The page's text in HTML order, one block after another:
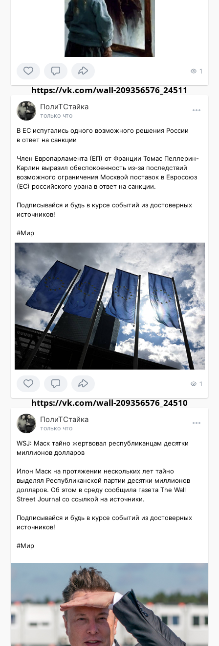
1
https://vk.com/wall-209356576_24511
ПолиТСтайка
только что
В ЕС испугались одного возможного решения России
в ответ на санкции
Член Европарламента (ЕП) от Франции Томас Пеллерин-
Карлин выразил обеспокоенность из-за последствий
возможного ограничения Москвой поставок в Евросоюз
(ЕС) российского урана в ответ на санкции.
Подписывайся и будь в курсе событий из достоверных
источников!
#Мир
1
https://vk.com/wall-209356576_24510
ПолиТСтайка
только что
WSJ: Маск тайно жертвовал республиканцам десятки
миллионов долларов
Илон Маск на протяжении нескольких лет тайно
выделял Республиканской партии десятки миллионов
долларов. Об этом в среду сообщила газета The Wall
Street Journal со ссылкой на источники.
Подписывайся и будь в курсе событий из достоверных
источников!
#Мир